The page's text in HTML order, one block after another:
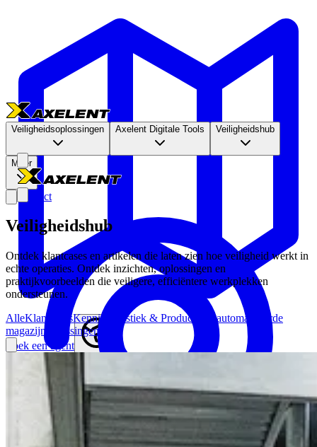
Zoek een agent
Veiligheidsoplossingen Axelent Digitale Tools Veiligheidshub
Meer
Contact
Veiligheidshub
Ontdek klantcases en artikelen die laten zien hoe veiligheid werkt in
echte operaties. Ontdek inzichten, oplossingen en
praktijkvoorbeelden die veiligere, efficiëntere werkplekken
ondersteunen.
AlleKlantcasesKennis Logistiek & Productie
Geautomatiseerde
magazijnoplossingen